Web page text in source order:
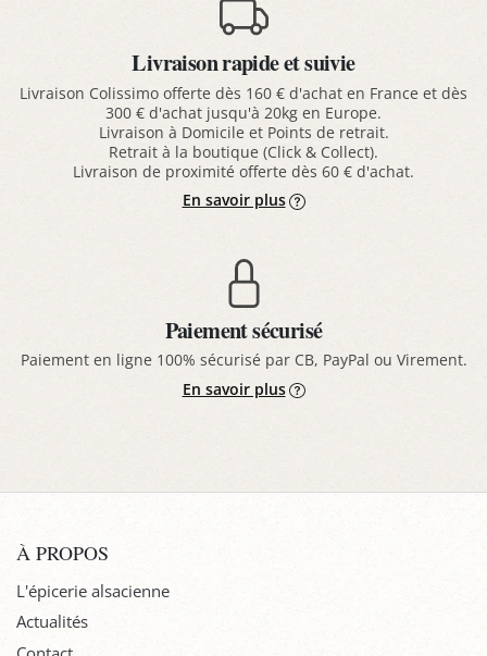
Livraison rapide et suivie
Livraison Colissimo offerte dès 160 € d'achat en France et dès
300 € d'achat jusqu'à 20kg en Europe.
Livraison à Domicile et Points de retrait.
Retrait à la boutique (Click & Collect).
Livraison de proximité offerte dès 60 € d'achat.
En savoir plus
Paiement sécurisé
Paiement en ligne 100% sécurisé par CB, PayPal ou Virement.
En savoir plus
À PROPOS
L'épicerie alsacienne
Actualités